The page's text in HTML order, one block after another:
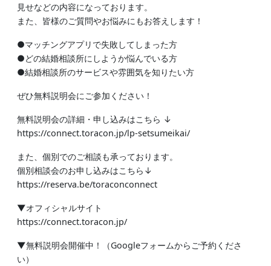
見せなどの内容になっております。
また、皆様のご質問やお悩みにもお答えします！
●マッチングアプリで失敗してしまった方
●どの結婚相談所にしようか悩んでいる方
●結婚相談所のサービスや雰囲気を知りたい方
ぜひ無料説明会にご参加ください！
無料説明会の詳細・申し込みはこちら ↓
https://connect.toracon.jp/lp-setsumeikai/
また、個別でのご相談も承っております。
個別相談会のお申し込みはこちら↓
https://reserva.be/toraconconnect
▼オフィシャルサイト
https://connect.toracon.jp/
▼無料説明会開催中！（Googleフォームからご予約くださ
い）